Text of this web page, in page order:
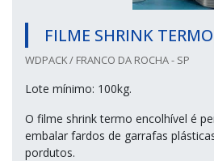
FILME SHRINK
WDPACK / FRANCO DA ROCHA - SP
Lote mínimo: 100kg.
O filme shrink termo encolhível é
embalar fardos de garrafas
pordutos.